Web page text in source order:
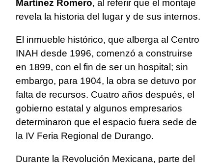
Martínez Romero, al referir que el montaje
revela la historia del lugar y de sus internos.
El inmueble histórico, que alberga al Centro
INAH desde 1996, comenzó a construirse
en 1899, con el fin de ser un hospital; sin
embargo, para 1904, la obra se detuvo por
falta de recursos. Cuatro años después, el
gobierno estatal y algunos empresarios
determinaron que el espacio fuera sede de
la IV Feria Regional de Durango.
Durante la Revolución Mexicana, parte del